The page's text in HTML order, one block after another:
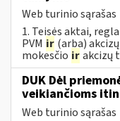
Web turinio sąrašas
1. Teisės aktai,
PVM ir (arba)
mokesčio irakcizų
DUK Dėl
veikiančioms
Web turinio sąrašas